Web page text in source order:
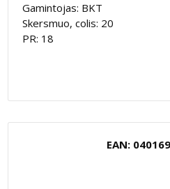
Gamintojas: BKT
Skersmuo, colis: 20
PR: 18
EAN: 040169